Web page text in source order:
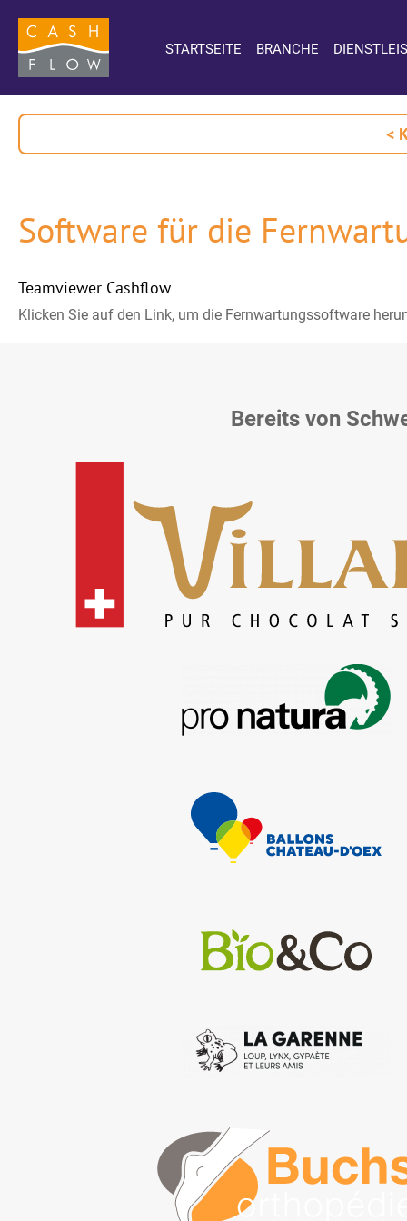
STARTSEITE BRANCHE
<
Software für die
Teamviewer Cashflow
Klicken Sie auf den Link, um die Fernwartungssoftware
Bereits von